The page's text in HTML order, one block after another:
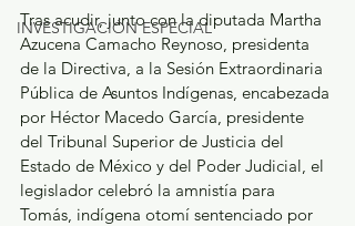
INVESTIGACIÓN ESPECIAL
Tras acudir, junto con la diputada Martha
Azucena Camacho Reynoso, presidenta
de la Directiva, a la Sesión Extraordinaria
Pública de Asuntos Indígenas, encabezada
por Héctor Macedo García, presidente
del Tribunal Superior de Justicia del
Estado de México y del Poder Judicial, el
legislador celebró la amnistía para
Tomás, indígena otomí sentenciado por